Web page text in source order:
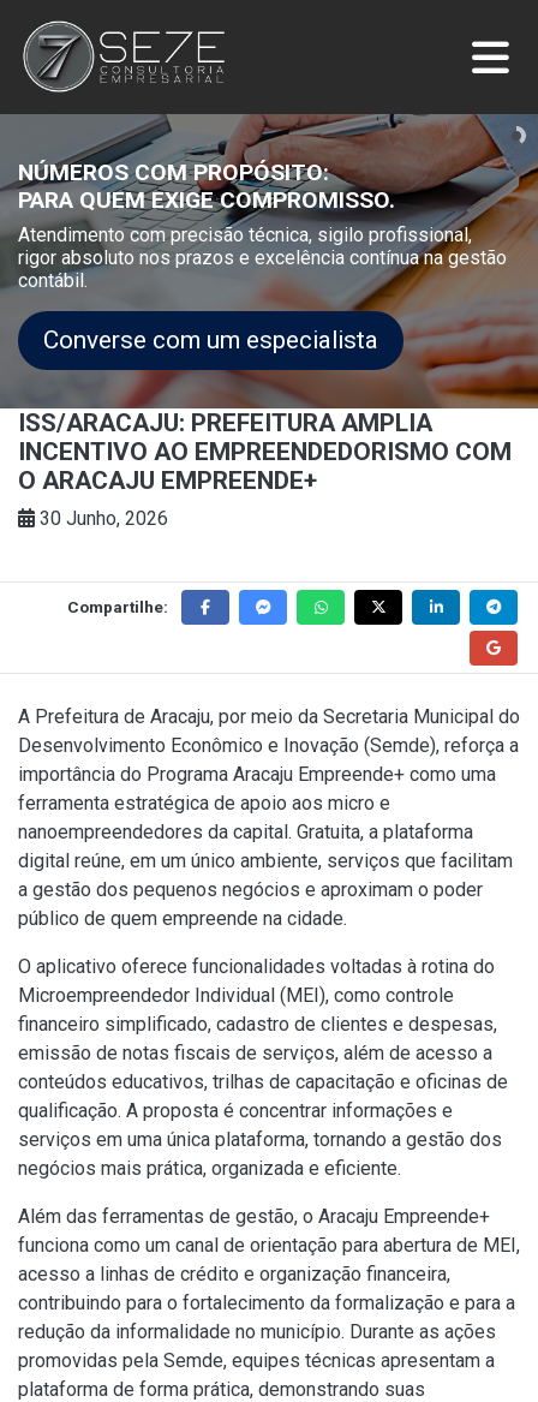
NÚMEROS COM PROPÓSITO:
PARA QUEM EXIGE COMPROMISSO.
Atendimento com precisão técnica, sigilo profissional,
rigor absoluto nos prazos e excelência contínua na gestão
contábil.
Converse com um especialista
ISS/ARACAJU: PREFEITURA AMPLIA
INCENTIVO AO EMPREENDEDORISMO COM
O ARACAJU EMPREENDE+
30 Junho, 2026
Compartilhe:
A Prefeitura de Aracaju, por meio da Secretaria Municipal do
Desenvolvimento Econômico e Inovação (Semde), reforça a
importância do Programa Aracaju Empreende+ como uma
ferramenta estratégica de apoio aos micro e
nanoempreendedores da capital. Gratuita, a plataforma
digital reúne, em um único ambiente, serviços que facilitam
a gestão dos pequenos negócios e aproximam o poder
público de quem empreende na cidade.
O aplicativo oferece funcionalidades voltadas à rotina do
Microempreendedor Individual (MEI), como controle
financeiro simplificado, cadastro de clientes e despesas,
emissão de notas fiscais de serviços, além de acesso a
conteúdos educativos, trilhas de capacitação e oficinas de
qualificação. A proposta é concentrar informações e
serviços em uma única plataforma, tornando a gestão dos
negócios mais prática, organizada e eficiente.
Além das ferramentas de gestão, o Aracaju Empreende+
funciona como um canal de orientação para abertura de MEI,
acesso a linhas de crédito e organização financeira,
contribuindo para o fortalecimento da formalização e para a
redução da informalidade no município. Durante as ações
promovidas pela Semde, equipes técnicas apresentam a
plataforma de forma prática, demonstrando suas